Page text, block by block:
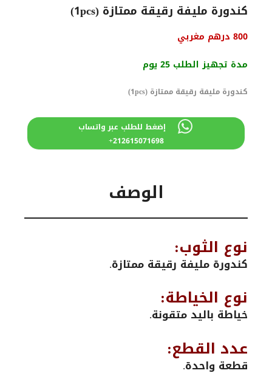
كندورة مليفة رقيقة ممتازة (1pcs)
السعر
هو:
860 درهم
مغربي.
800 درهم مغربي
هو:
800 درهم
مغربي.
مدة تجهيز الطلب 25 يوم
كندورة مليفة رقيقة ممتازة (1pcs)
إضغط للطلب عبر واتساب
212615071698+
الوصف
نوع الثوب:
كندورة مليفة رقيقة ممتازة.
نوع الخياطة:
خياطة باليد متقونة.
عدد القطع:
قطعة واحدة.